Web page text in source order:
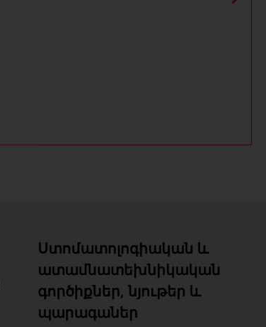
Ստոմատոլոգիական և
ատամնատեխնիկական
գործիքներ, նյութեր և
պարագաներ